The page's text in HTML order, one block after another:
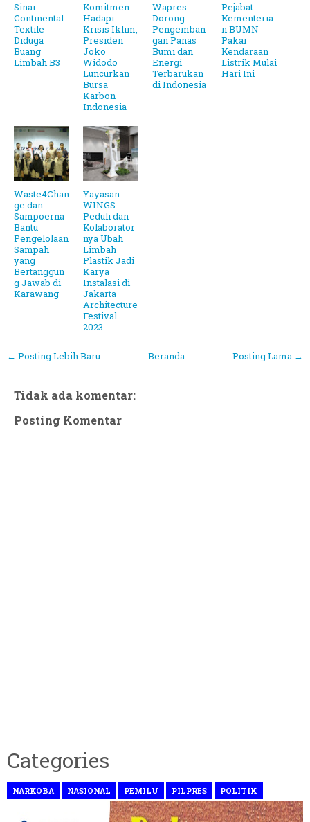
Sinar
Continental
Textile
Diduga
Buang
Limbah B3
Komitmen
Hadapi
Krisis Iklim,
Presiden
Joko
Widodo
Luncurkan
Bursa
Karbon
Indonesia
Wapres
Dorong
Pengemban
gan Panas
Bumi dan
Energi
Terbarukan
di Indonesia
Pejabat
Kementeria
n BUMN
Pakai
Kendaraan
Listrik Mulai
Hari Ini
Waste4Chan
ge dan
Sampoerna
Bantu
Pengelolaan
Sampah
yang
Bertanggun
g Jawab di
Karawang
Yayasan
WINGS
Peduli dan
Kolaborator
nya Ubah
Limbah
Plastik Jadi
Karya
Instalasi di
Jakarta
Architecture
Festival
2023
← Posting Lebih Baru Posting Lama →
Beranda
Tidak ada komentar:
Posting Komentar
Categories
NARKOBA NASIONAL PEMILU PILPRES POLITIK